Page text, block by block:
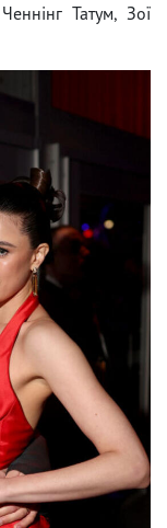
Татум, Зої